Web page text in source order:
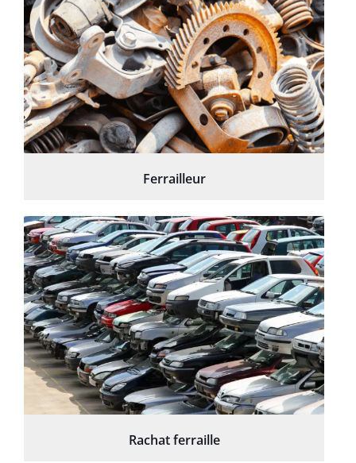
Ferrailleur
Rachat ferraille